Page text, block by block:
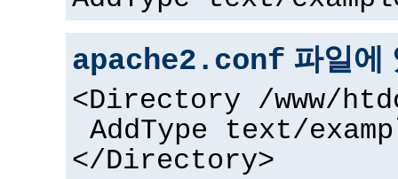
apache2.conf 파일에
<Directory /www/
AddType text/
</Directory>